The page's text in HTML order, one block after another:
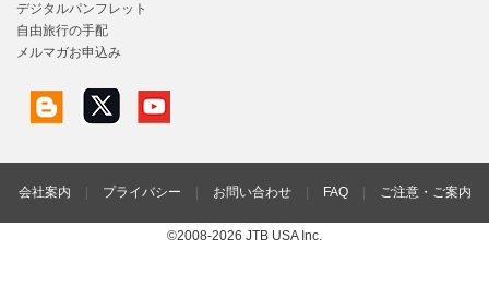
デジタルパンフレット
自由旅行の手配
メルマガお申込み
会社案内 プライバシー お問い合わせ FAQ ご注意・ご案内
©2008-2026 JTB USA Inc.